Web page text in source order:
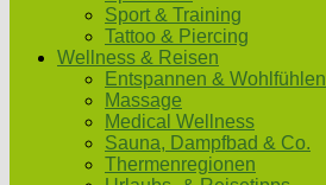
Sport & Training
Tattoo & Piercing
Wellness & Reisen
Entspannen & Wohlfühlen
Massage
Medical Wellness
Sauna, Dampfbad & Co.
Thermenregionen